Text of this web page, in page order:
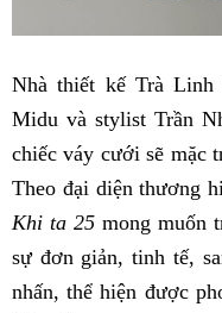
Nhà thiết kế Trà
Midu và stylist Trần
chiếc váy cưới sẽ mặc
Theo đại diện thương
Khi ta 25 mong muốn
sự đơn giản, tinh tế,
nhấn, thể hiện được